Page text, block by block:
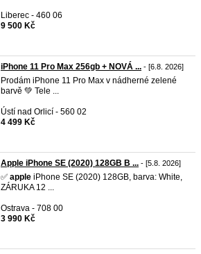
Liberec - 460 06
9 500 Kč
iPhone 11 Pro Max 256gb + NOVÁ ... - [6.8. 2026]
Prodám iPhone 11 Pro Max v nádherné zelené
barvě 💚 Tele ...
Ústí nad Orlicí - 560 02
4 499 Kč
Apple iPhone SE (2020) 128GB B ... - [5.8. 2026]
✅ apple iPhone SE (2020) 128GB, barva: White,
ZÁRUKA 12 ...
Ostrava - 708 00
3 990 Kč